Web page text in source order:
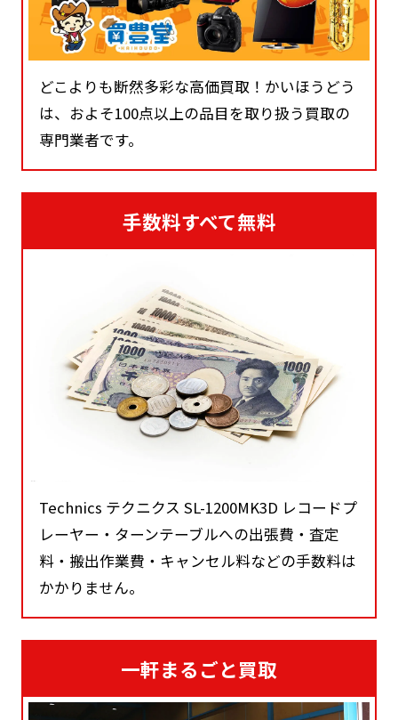
どこよりも断然多彩な高価買取！かいほうどう
は、およそ100点以上の品目を取り扱う買取の
専門業者です。
手数料すべて無料
Technics テクニクス SL-1200MK3D レコードプ
レーヤー・ターンテーブルへの出張費・査定
料・搬出作業費・キャンセル料などの手数料は
かかりません。
一軒まるごと買取